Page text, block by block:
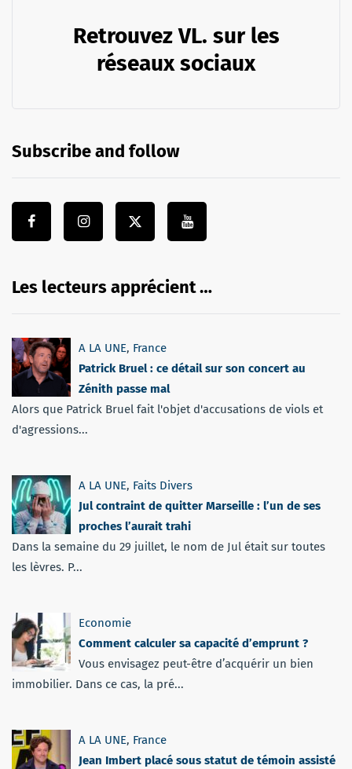
Retrouvez VL. sur les
réseaux sociaux
Subscribe and follow
Les lecteurs apprécient …
A LA UNE, France
Patrick Bruel : ce détail sur son concert au
Zénith passe mal
Alors que Patrick Bruel fait l'objet d'accusations de viols et
d'agressions...
A LA UNE, Faits Divers
Jul contraint de quitter Marseille : l’un de ses
proches l’aurait trahi
Dans la semaine du 29 juillet, le nom de Jul était sur toutes
les lèvres. P...
Economie
Comment calculer sa capacité d’emprunt ?
Vous envisagez peut-être d’acquérir un bien
immobilier. Dans ce cas, la pré...
A LA UNE, France
Jean Imbert placé sous statut de témoin assisté